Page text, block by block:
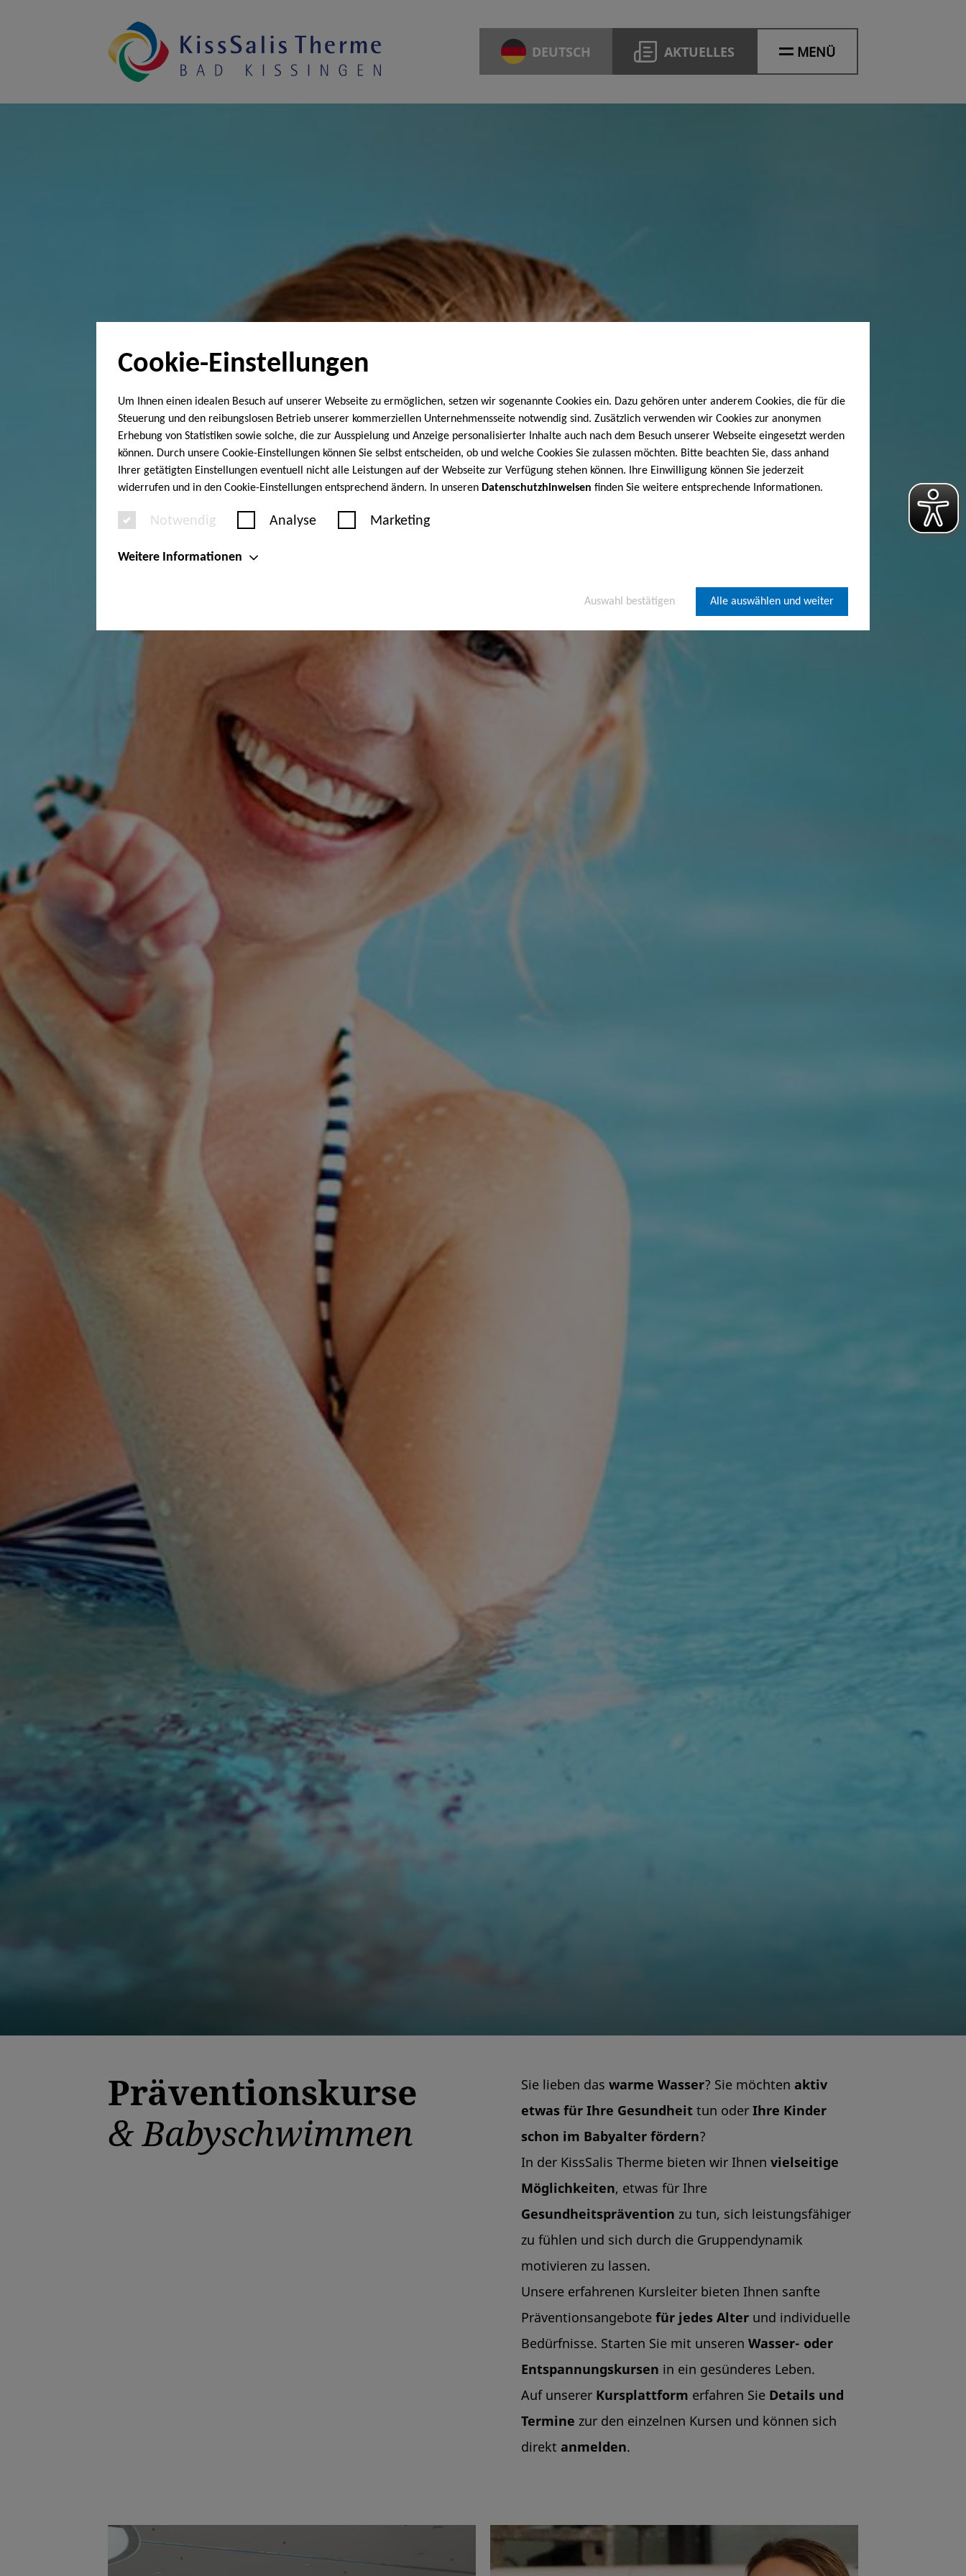
Cookie-Einstellungen
Um Ihnen einen idealen Besuch auf unserer Webseite zu ermöglichen, setzen wir sogenannte Cookies ein. Dazu gehören unter anderem Cookies, die für die
Steuerung und den reibungslosen Betrieb unserer kommerziellen Unternehmensseite notwendig sind. Zusätzlich verwenden wir Cookies zur anonymen
Erhebung von Statistiken sowie solche, die zur Ausspielung und Anzeige personalisierter Inhalte auch nach dem Besuch unserer Webseite eingesetzt werden
können. Durch unsere Cookie-Einstellungen können Sie selbst entscheiden, ob und welche Cookies Sie zulassen möchten. Bitte beachten Sie, dass anhand
Ihrer getätigten Einstellungen eventuell nicht alle Leistungen auf der Webseite zur Verfügung stehen können. Ihre Einwilligung können Sie jederzeit
widerrufen und in den Cookie-Einstellungen entsprechend ändern. In unseren Datenschutzhinweisen finden Sie weitere entsprechende Informationen.
Notwendig Analyse Marketing
Weitere Informationen
Auswahl bestätigen Alle auswählen und weiter
DEUTSCH AKTUELLES MENÜ
Präventionskurse
& Babyschwimmen
Sie lieben das warme Wasser? Sie möchten aktiv
etwas für Ihre Gesundheit tun oder Ihre Kinder
schon im Babyalter fördern?
In der KissSalis Therme bieten wir Ihnen vielseitige
Möglichkeiten, etwas für Ihre
Gesundheitsprävention zu tun, sich leistungsfähiger
zu fühlen und sich durch die Gruppendynamik
motivieren zu lassen.
Unsere erfahrenen Kursleiter bieten Ihnen sanfte
Präventionsangebote für jedes Alter und individuelle
Bedürfnisse. Starten Sie mit unseren Wasser- oder
Entspannungskursen in ein gesünderes Leben.
Auf unserer Kursplattform erfahren Sie Details und
Termine zur den einzelnen Kursen und können sich
direkt anmelden.